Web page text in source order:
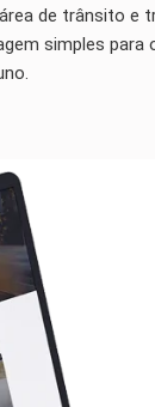
de trânsito e
simples para